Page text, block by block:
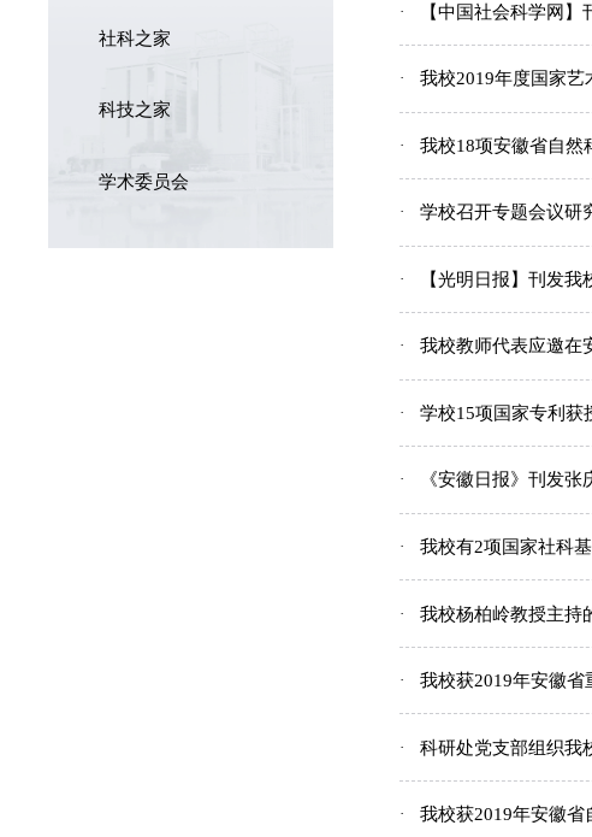
社科之家
科技之家
学术委员会
【中国社会科学网
我校2019年度国家
我校18项安徽省自然
学校召开专题会议研
【光明日报】刊发
我校教师代表应邀在
学校15项国家专利获
《安徽日报》刊发
我校有2项国家社科
我校杨柏岭教授主持
我校获2019年安徽
科研处党支部组织我
我校获2019年安徽省